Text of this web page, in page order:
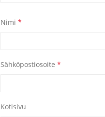
Nimi *
Sähköpostiosoite *
Kotisivu